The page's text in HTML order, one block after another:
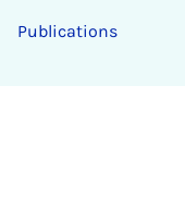
Publications